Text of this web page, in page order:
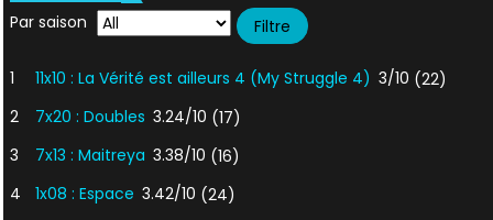
Par saison
1 11x10 : La Vérité est ailleurs 4 (My Struggle 4) 3/10 (22)
2
7x20 : Doubles 3.24/10 (17)
3
7x13 : Maitreya 3.38/10 (16)
4
1x08 : Espace 3.42/10 (24)